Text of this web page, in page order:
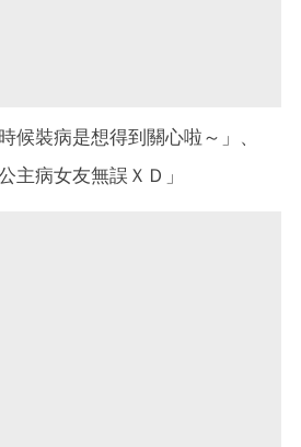
候裝病是想得到關心啦～」、
主病女友無誤ＸＤ」